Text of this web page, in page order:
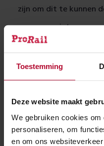
Toestemming
Deze website maakt
We gebruiken cookies
personaliseren, om
en om ons
zijn om dit te kunnen
gegevens niet voor
Als wij organisaties of
om voor ons (volgens
uit te voeren die
daarbij bijvoorbeeld
receptie. Of het
onderhoud aan het